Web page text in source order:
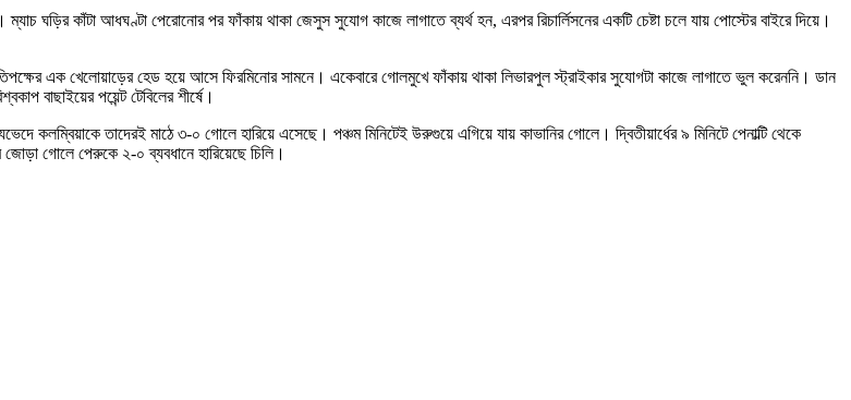
ঘড়ির কাঁটা আধঘণ্টা পেরোনোর পর ফাঁকায় থাকা জেসুস সুযোগ কাজে লাগাতে ব্যর্থ হন, এরপর রিচার্লিসনের একটি চেষ্টা চলে যায় পোস্টের বাইরে দিয়ে।
এক খেলোয়াড়ের হেড হয়ে আসে ফিরমিনোর সামনে। একেবারে গোলমুখে ফাঁকায় থাকা লিভারপুল স্ট্রাইকার সুযোগটা কাজে লাগাতে ভুল করেননি। ডান
বাছাইয়ের পয়েন্ট টেবিলের শীর্ষে।
তাদেরই মাঠে ৩-০ গোলে হারিয়ে এসেছে। পঞ্চম মিনিটেই উরুগুয়ে এগিয়ে যায় কাভানির গোলে। দ্বিতীয়ার্ধের ৯ মিনিটে পেনাল্টি থেকে
গোলে পেরুকে ২-০ ব্যবধানে হারিয়েছে চিলি।